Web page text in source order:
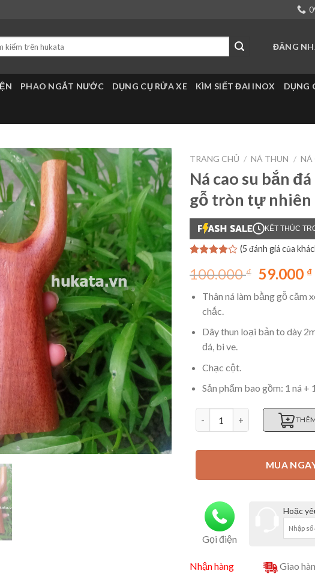
ĐĂNG
PHAO NGẮT NƯỚC DỤNG CỤ RỬA XE KÌM SIẾT ĐAI INOX DỤNG
TRANG CHỦ / NÁ THUN / NÁ
Ná cao su bắn
gỗ tròn tự nhiên
KẾT THÚC
5 dựa
trênđánh
(5 đánh giá của
100.000₫ Giá
gốc
là:
59.000 ₫
Thân ná làm bằng gỗ căm
chắc.
Dây thun loại bản to dày
đá, bi ve.
Chạc cột.
Sản phẩm bao gồm: 1 ná +
Ná cao su bắn đá cán bằng
MUA
Gọi điện
Hoặc
Nhận hàng
Giao